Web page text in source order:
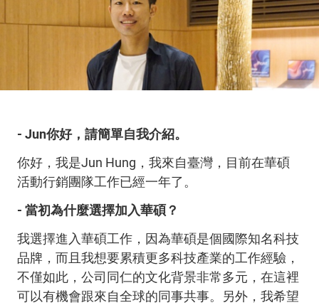
- Jun你好，請簡單自我介紹。
你好，我是Jun Hung，我來自臺灣，目前在華碩
活動行銷團隊工作已經一年了。
- 當初為什麼選擇加入華碩？
我選擇進入華碩工作，因為華碩是個國際知名科技
品牌，而且我想要累積更多科技產業的工作經驗，
不僅如此，公司同仁的文化背景非常多元，在這裡
可以有機會跟來自全球的同事共事。另外，我希望